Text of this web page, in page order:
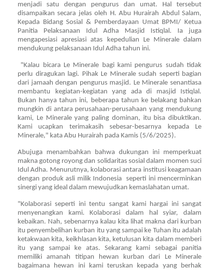
menjadi satu dengan pengurus dan umat. Hal tersebut
disampaikan secara jelas oleh H. Abu Hurairah Abdul Salam,
Kepada Bidang Sosial & Pemberdayaan Umat BPMI/ Ketua
Panitia Pelaksanaan Idul Adha Masjid Istiqlal. Ia juga
mengapesiasi apresiasi atas kepedulian Le Minerale dalam
mendukung pelaksanaan Idul Adha tahun ini.
"Kalau bicara Le Minerale bagi kami pengurus sudah tidak
perlu diragukan lagi. Pihak Le Minerale sudah seperti bagian
dari jamaah dengan pengurus masjid. Le Minerale senantiasa
membantu kegiatan-kegiatan yang ada di masjid Istiqlal.
Bukan hanya tahun ini, beberapa tahun ke belakang bahkan
mungkin di antara perusahaan-perusahaan yang mendukung
kami, Le Minerale yang paling dominan, itu bisa dibuktikan.
Kami ucapkan terimakasih sebesar-besarnya kepada Le
Minerale," kata Abu Hurairah pada Kamis (5/6/2025).
Abujuga menambahkan bahwa dukungan ini memperkuat
makna gotong royong dan solidaritas sosial dalam momen suci
Idul Adha. Menurutnya, kolaborasi antara institusi keagamaan
dengan produk asli milik Indonesia seperti ini mencerminkan
sinergi yang ideal dalam mewujudkan kemaslahatan umat.
"Kolaborasi seperti ini tentu sangat kami hargai ini sangat
menyenangkan kami. Kolaborasi dalam hal syiar, dalam
kebaikan. Nah, sebenarnya kalau kita lihat makna dari kurban
itu penyembelihan kurban itu yang sampai ke Tuhan itu adalah
ketakwaan kita, keikhlasan kita, ketulusan kita dalam memberi
itu yang sampai ke atas. Sekarang kami sebagai panitia
memiliki amanah titipan hewan kurban dari Le Minerale
bagaimana hewan ini kami teruskan kepada yang berhak